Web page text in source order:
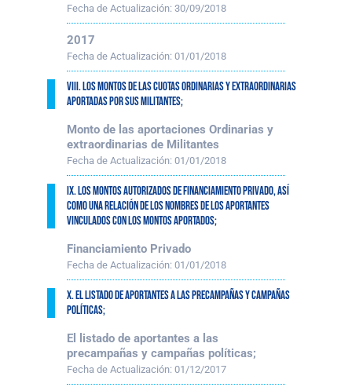
Fecha de Actualización: 30/09/2018
2017
Fecha de Actualización: 01/01/2018
VIII. Los montos de las cuotas ordinarias y extraordinarias
aportadas por sus militantes;
Monto de las aportaciones Ordinarias y
extraordinarias de Militantes
Fecha de Actualización: 01/01/2018
IX. Los montos autorizados de financiamiento privado, así
como una relación de los nombres de los aportantes
vinculados con los montos aportados;
Financiamiento Privado
Fecha de Actualización: 01/01/2018
X. El listado de aportantes a las precampañas y campañas
políticas;
El listado de aportantes a las
precampañas y campañas políticas;
Fecha de Actualización: 01/12/2017